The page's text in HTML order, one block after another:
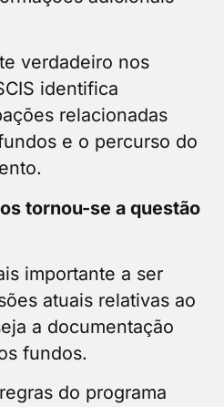
verdadeiro nos
identifica
relacionadas
e o percurso do
tornou-se a questão
importante a ser
atuais relativas ao
a documentação
fundos.
do programa